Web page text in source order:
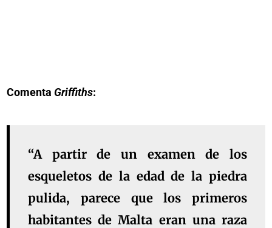
Comenta Griffiths:
“A partir de un examen de los
esqueletos de la edad de la piedra
pulida, parece que los primeros
habitantes de Malta eran una raza